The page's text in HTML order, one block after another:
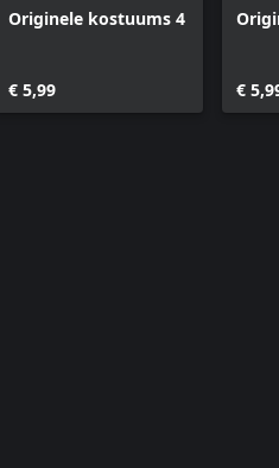
Originele kostuums 4
€ 5,99 €